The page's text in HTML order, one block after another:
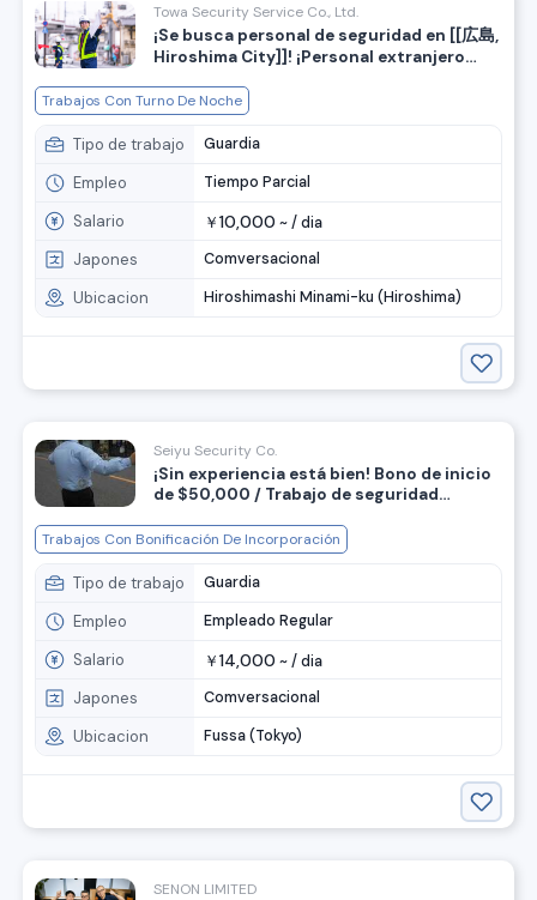
Towa Security Service Co., Ltd.
¡Se busca personal de seguridad en [[広島,
Hiroshima City]]! ¡Personal extranjero
bienvenida de 100,000 yenes
Trabajos Con Turno De Noche
Tipo de trabajo Guardia
Empleo Tiempo Parcial
Salario ￥10,000 ~ /dia
Japones Comversacional
Ubicacion Hiroshimashi Minami-ku (Hiroshima)
Seiyu Security Co.
¡Sin experiencia está bien! Bono de inicio
de $50,000 / Trabajo de seguridad
diaria. Solo días hábiles, pago diario
disponible, ¡extranjeros muy bienvenidos!
Trabajos Con Bonificación De Incorporación
Tipo de trabajo Guardia
Empleo Empleado Regular
Salario ￥14,000 ~ /dia
Japones Comversacional
Ubicacion Fussa (Tokyo)
SENON LIMITED